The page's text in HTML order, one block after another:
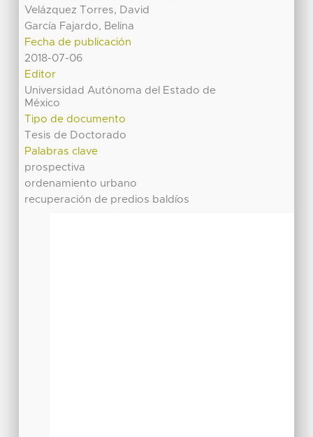
Velázquez Torres, David
García Fajardo, Belina
Fecha de publicación
2018-07-06
Editor
Universidad Autónoma del Estado de
México
Tipo de documento
Tesis de Doctorado
Palabras clave
prospectiva
ordenamiento urbano
recuperación de predios baldíos